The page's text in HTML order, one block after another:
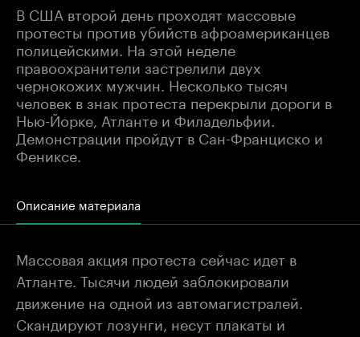
В США второй день проходят массовые
протесты против убийств афроамериканцев
полицейскими. На этой неделе
правоохранители застрелили двух
чернокожих мужчин. Несколько тысяч
человек в знак протеста перекрыли дороги в
Нью-Йорке, Атланте и Филадельфии.
Демонстрации пройдут в Сан-Франциско и
Фениксе.
Описание материала
Массовая акция протеста сейчас идет в
Атланте. Тысячи людей заблокировали
движение на одной из автомагистралей.
Скандируют лозунги, несут плакаты и